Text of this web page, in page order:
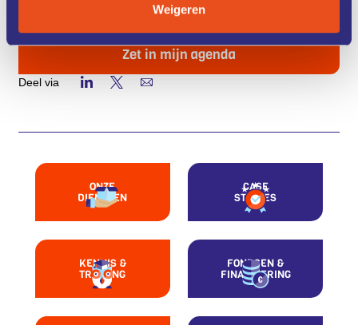
Weigeren
Zet in mijn agenda
Deel via
ONZE
DIENSTEN
CASE
STUDIES
KENNIS &
TRAINING
FONDSEN &
FINANCIERING